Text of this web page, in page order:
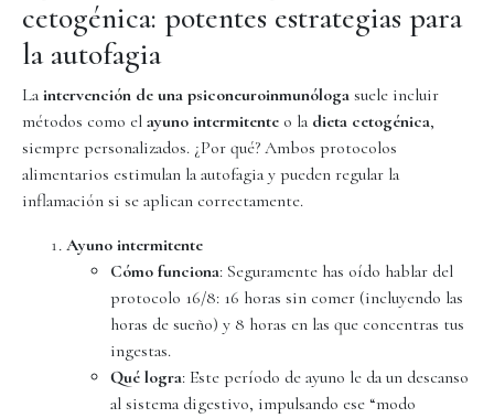
cetogénica: potentes estrategias para
la autofagia
La intervención de una psiconeuroinmunóloga suele incluir
métodos como el ayuno intermitente o la dieta cetogénica,
siempre personalizados. ¿Por qué? Ambos protocolos
alimentarios estimulan la autofagia y pueden regular la
inflamación si se aplican correctamente.
Ayuno intermitente
Cómo funciona: Seguramente has oído hablar del
protocolo 16/8: 16 horas sin comer (incluyendo las
horas de sueño) y 8 horas en las que concentras tus
ingestas.
Qué logra: Este período de ayuno le da un descanso
al sistema digestivo, impulsando ese “modo